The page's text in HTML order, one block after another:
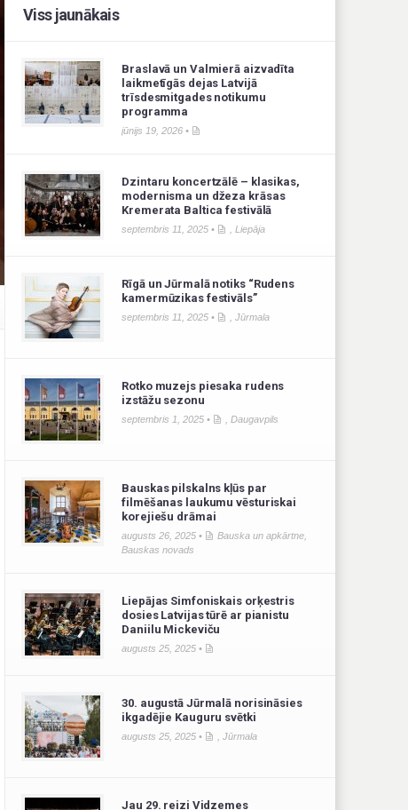
Viss jaunākais
Braslavā un Valmierā aizvadīta
laikmetīgās dejas Latvijā
trīsdesmitgades notikumu
programma
jūnijs 19, 2026 •
Dzintaru koncertzālē – klasikas,
modernisma un džeza krāsas
Kremerata Baltica festivālā
septembris 11, 2025 • ,Liepāja
Rīgā un Jūrmalā notiks “Rudens
kamermūzikas festivāls”
septembris 11, 2025 • ,Jūrmala
Rotko muzejs piesaka rudens
izstāžu sezonu
septembris 1, 2025 • ,Daugavpils
Bauskas pilskalns kļūs par
filmēšanas laukumu vēsturiskai
korejiešu drāmai
augusts 26, 2025 • Bauska un apkārtne
Bauskas novads
Liepājas Simfoniskais orķestris
dosies Latvijas tūrē ar pianistu
Daniilu Mickeviču
augusts 25, 2025 •
30. augustā Jūrmalā norisināsies
ikgadējie Kauguru svētki
augusts 25, 2025 • ,Jūrmala
Jau 29. reizi Vidzemes